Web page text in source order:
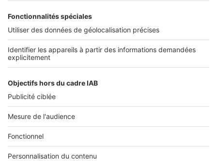
SERVICES PRO
Tous nos services pro
Accès client
À DÉCOUVRIR
Annuaire des professionnels
Tout l'immobilier
Toutes les villes
Tous les départements
Toutes les régions